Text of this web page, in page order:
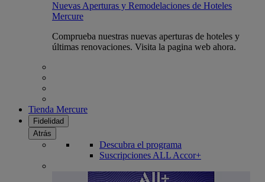
Nuevas Aperturas y Remodelaciones de Hoteles
Mercure
Comprueba nuestras nuevas aperturas de hoteles y
últimas renovaciones. Visita la pagina web ahora.
Tienda Mercure
Fidelidad
Atrás
Descubra el programa
Suscripciones ALL Accor+